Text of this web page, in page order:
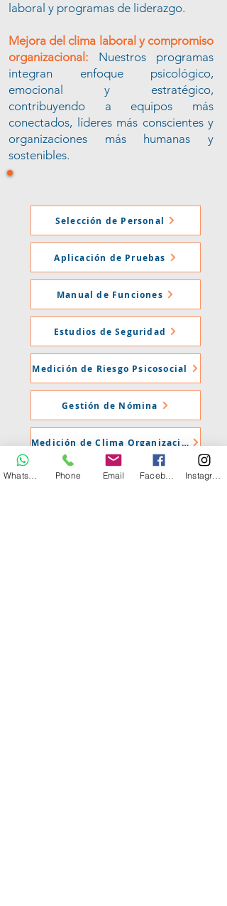
laboral y programas de liderazgo.
Mejora del clima laboral y compromiso
organizacional: Nuestros programas
integran enfoque psicológico,
emocional y estratégico,
contribuyendo a equipos más
conectados, líderes más conscientes y
organizaciones más humanas y
sostenibles.
Selección de Personal
Aplicación de Pruebas
Manual de Funciones
Estudios de Seguridad
Medición de Riesgo Psicosocial
Gestión de Nómina
Medición de Clima Organizacional
Programas de Bienestar
Phone Email